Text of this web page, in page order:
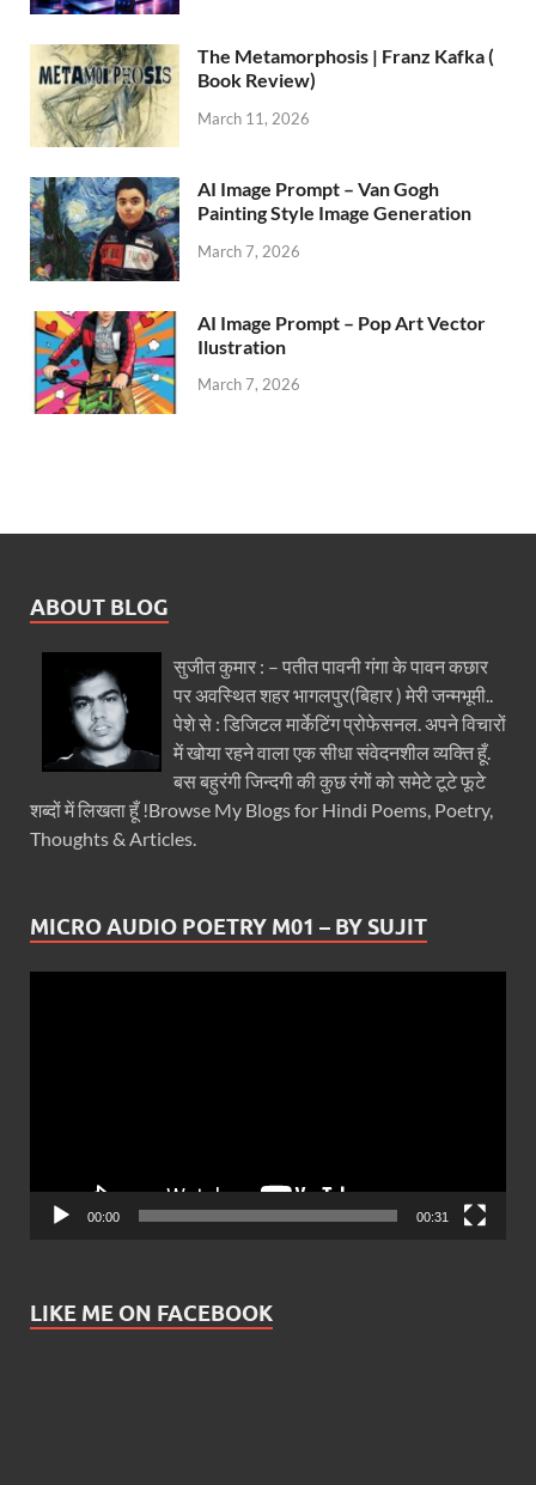
The Metamorphosis | Franz Kafka (
Book Review)
March 11, 2026
AI Image Prompt – Van Gogh
Painting Style Image Generation
March 7, 2026
AI Image Prompt – Pop Art Vector
Ilustration
March 7, 2026
ABOUT BLOG
सुजीत कुमार : – पतीत पावनी गंगा के पावन कछार
पर अवस्थित शहर भागलपुर(बिहार ) मेरी जन्मभूमी..
पेशे से : डिजिटल मार्केटिंग प्रोफेसनल. अपने विचारों
में खोया रहने वाला एक सीधा संवेदनशील व्यक्ति हूँ.
बस बहुरंगी जिन्दगी की कुछ रंगों को समेटे टूटे फूटे
शब्दों में लिखता हूँ !Browse My Blogs for Hindi Poems, Poetry,
Thoughts & Articles.
MICRO AUDIO POETRY M01 – BY SUJIT
00:00 00:31
LIKE ME ON FACEBOOK